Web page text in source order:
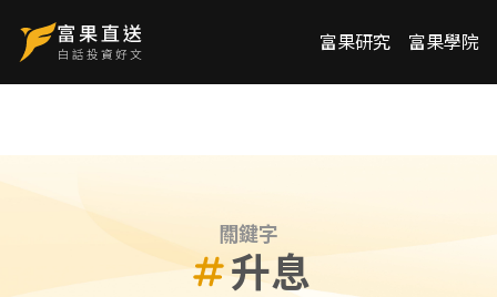
富果研究 富果學院
關鍵字
升息